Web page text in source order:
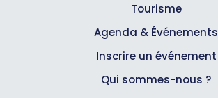
Tourisme
Agenda & Événements
Inscrire un événement
Qui sommes-nous ?